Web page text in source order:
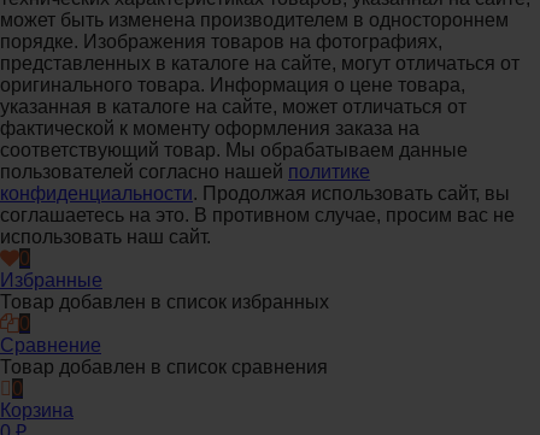
может быть изменена производителем в одностороннем
порядке. Изображения товаров на фотографиях,
представленных в каталоге на сайте, могут отличаться от
оригинального товара. Информация о цене товара,
указанная в каталоге на сайте, может отличаться от
фактической к моменту оформления заказа на
соответствующий товар. Мы обрабатываем данные
пользователей согласно нашей политике
конфиденциальности. Продолжая использовать сайт, вы
соглашаетесь на это. В противном случае, просим вас не
использовать наш сайт.
0
Избранные
Товар добавлен в список избранных
0
Сравнение
Товар добавлен в список сравнения
0
Корзина